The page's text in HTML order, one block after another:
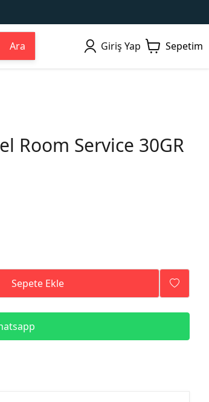
Ara Giriş Yap Sepetim
Room Service 30GR
Sepete Ekle